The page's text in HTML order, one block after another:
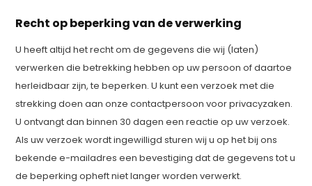
Recht op beperking van de verwerking
U heeft altijd het recht om de gegevens die wij (laten)
verwerken die betrekking hebben op uw persoon of daartoe
herleidbaar zijn, te beperken. U kunt een verzoek met die
strekking doen aan onze contactpersoon voor privacyzaken.
U ontvangt dan binnen 30 dagen een reactie op uw verzoek.
Als uw verzoek wordt ingewilligd sturen wij u op het bij ons
bekende e-mailadres een bevestiging dat de gegevens tot u
de beperking opheft niet langer worden verwerkt.